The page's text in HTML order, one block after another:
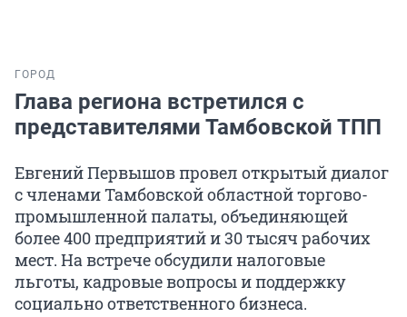
ГОРОД
Глава региона встретился с
представителями Тамбовской ТПП
Евгений Первышов провел открытый диалог
с членами Тамбовской областной торгово-
промышленной палаты, объединяющей
более 400 предприятий и 30 тысяч рабочих
мест. На встрече обсудили налоговые
льготы, кадровые вопросы и поддержку
социально ответственного бизнеса.